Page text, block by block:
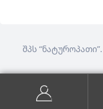
შპს “ნატუროპათი”